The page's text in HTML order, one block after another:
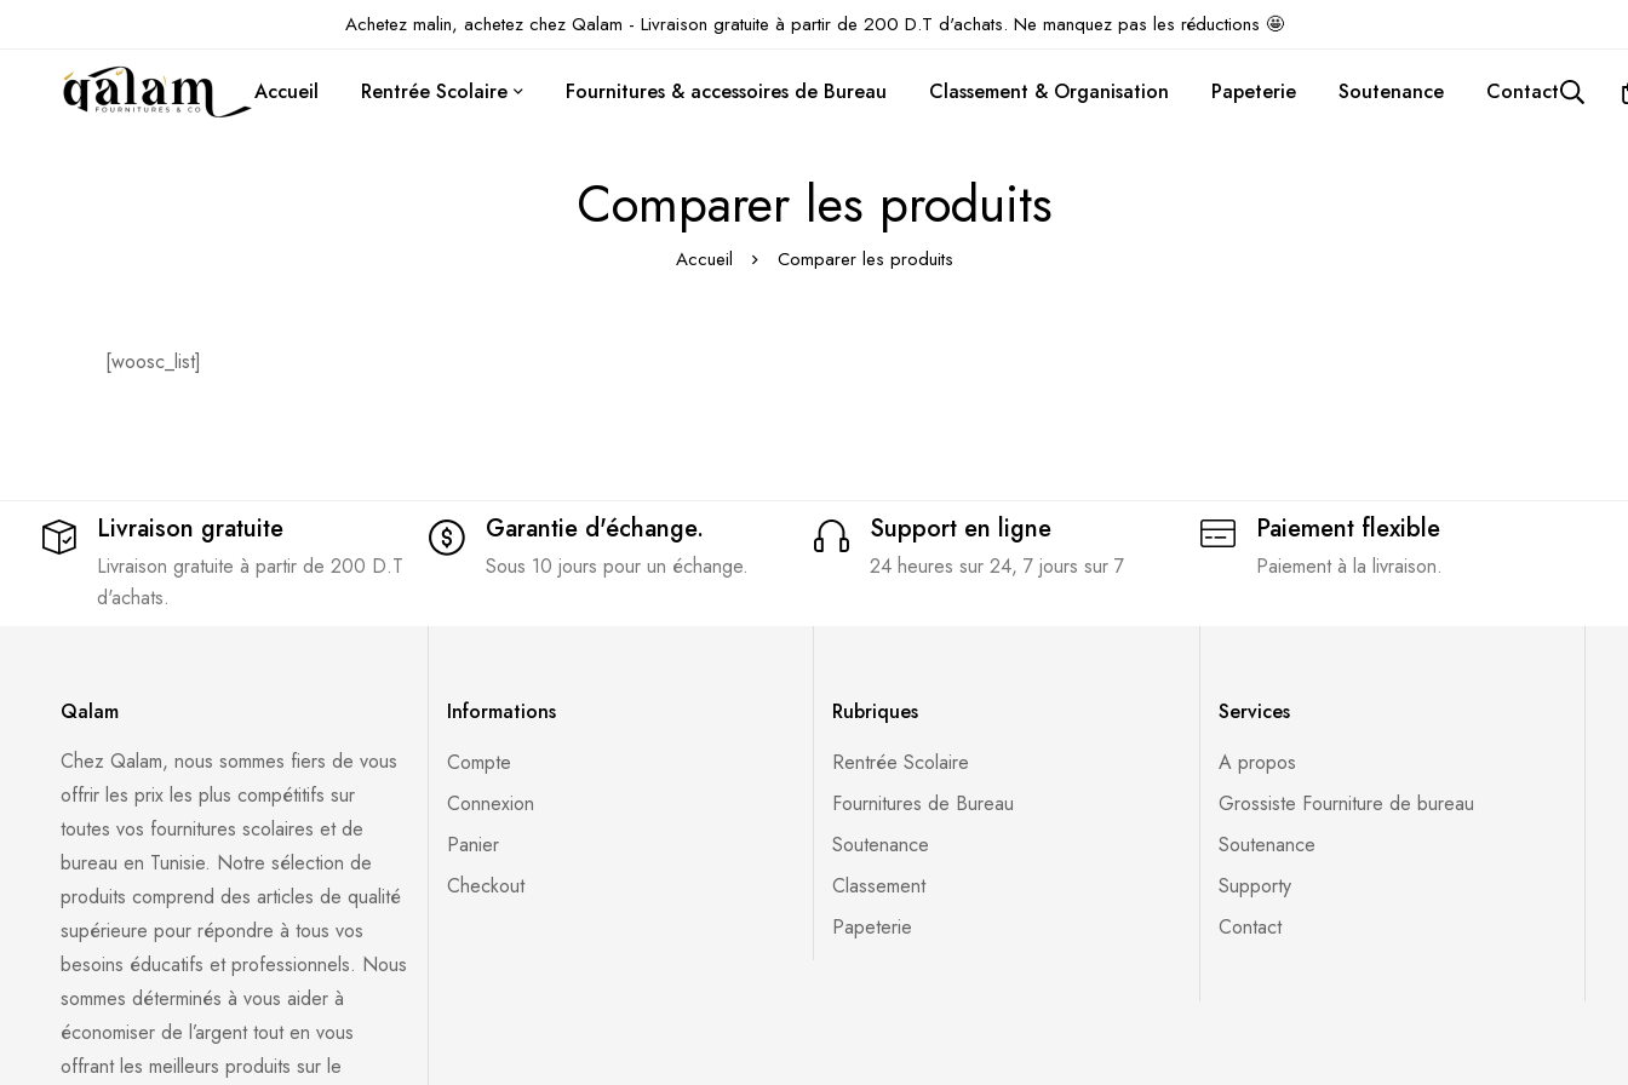
Achetez malin, achetez chez Qalam - Livraison gratuite à partir de 200 D.T d'achats. Ne manquez pas les réductions 🤩
Accueil Rentrée Scolaire Fournitures & accessoires de Bureau Classement & Organisation Papeterie Soutenance Contact
Comparer les produits
Accueil Comparer les produits
[woosc_list]
Livraison gratuite
Livraison gratuite à partir de 200 D.T
d'achats.
Garantie d'échange.
Sous 10 jours pour un échange.
Support en ligne
24 heures sur 24, 7 jours sur 7
Paiement flexible
Paiement à la livraison.
Qalam
Chez Qalam, nous sommes fiers de vous
offrir les prix les plus compétitifs sur
toutes vos fournitures scolaires et de
bureau en Tunisie. Notre sélection de
produits comprend des articles de qualité
supérieure pour répondre à tous vos
besoins éducatifs et professionnels. Nous
sommes déterminés à vous aider à
économiser de l’argent tout en vous
offrant les meilleurs produits sur le
Informations
Compte
Connexion
Panier
Checkout
Rubriques
Rentrée Scolaire
Fournitures de Bureau
Soutenance
Classement
Papeterie
Services
A propos
Grossiste Fourniture de bureau
Soutenance
Supporty
Contact